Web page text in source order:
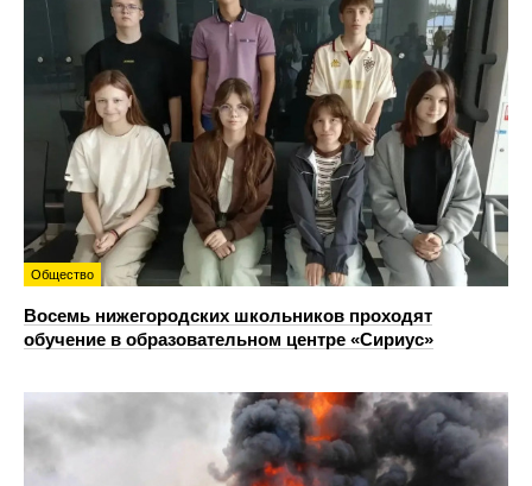
Общество
Восемь нижегородских школьников проходят
обучение в образовательном центре «Сириус»